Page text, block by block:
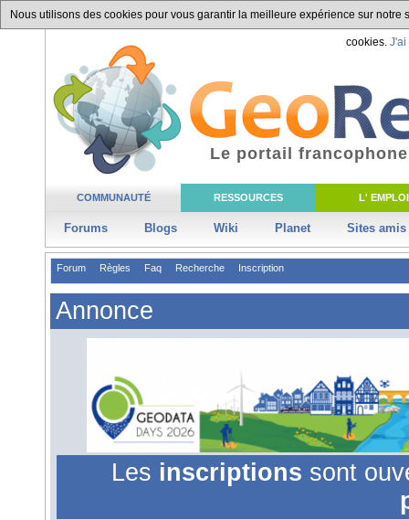
Nous utilisons des cookies pour vous garantir la meilleure expérience sur
cookies. J'ai
COMMUNAUTÉ RESSOURCES L' EMPLOI
Forums Blogs Wiki Planet Sites amis
Le portail
Forum Règles Faq Recherche Inscription
Annonce
Les inscriptions sont